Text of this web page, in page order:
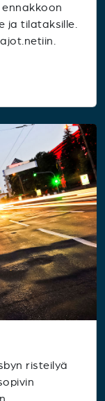
ja tilataksille.
risteilyä